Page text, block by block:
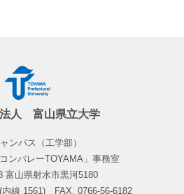
人 富山県立大学
ンパス（工学部）
ンバレーTOYAMA」事務室
富山県射水市黒河5180
内線 1561) FAX. 0766-56-6182